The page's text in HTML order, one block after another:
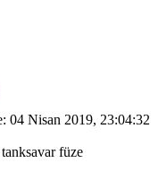
: 04 Nisan 2019, 23:04:32
füze